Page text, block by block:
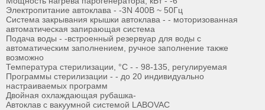
Электропитание автоклава - -3N 400В ~ 50Гц
Система закрывания крышки автоклава - - моторизованная
автоматическая запирающая система
Подача воды - -встроенный резервуар для воды с
автоматическим заполнением, ручное заполнение также
возможно
Температура стерилизации, °C - - 98-135, регулируемая
Программы стерилизации - - до 20 индивидуально
настраиваемых программ
Двойная охлаждающая рубашка-
Автоклав с вакуумной системой LABOVAC